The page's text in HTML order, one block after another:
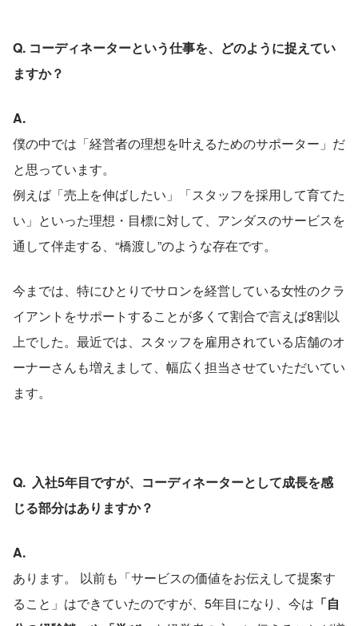
Q. コーディネーターという仕事を、どのように捉えてい
ますか？
A.
僕の中では「経営者の理想を叶えるためのサポーター」だ
と思っています。
例えば「売上を伸ばしたい」「スタッフを採用して育てた
い」といった理想・目標に対して、アンダスのサービスを
通して伴走する、“橋渡し”のような存在です。
今までは、特にひとりでサロンを経営している女性のクラ
イアントをサポートすることが多くて割合で言えば8割以
上でした。最近では、スタッフを雇用されている店舗のオ
ーナーさんも増えまして、幅広く担当させていただいてい
ます。
Q.  入社5年目ですが、コーディネーターとして成長を感
じる部分はありますか？
A.
あります。 以前も「サービスの価値をお伝えして提案す
ること」はできていたのですが、5年目になり、今は 「自